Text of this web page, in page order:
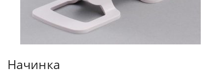
Начинка